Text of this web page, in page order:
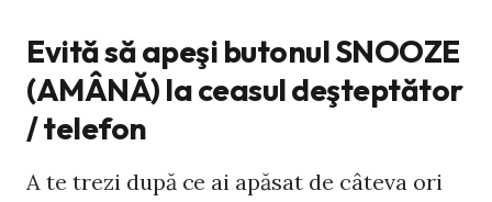
Evită să apeşi butonul SNOOZE
(AMÂNĂ) la ceasul deşteptător
/ telefon
A te trezi după ce ai apăsat de câteva ori